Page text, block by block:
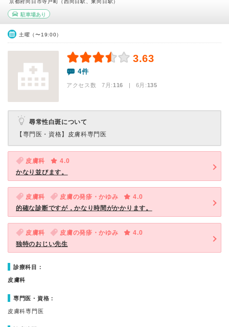
京都府向日市寺戸町（西向日駅、東向日駅）
駐車場あり
土曜（〜19:00）
3.63
4件
アクセス数 7月:116 | 6月:135
尋常性白斑について
【専門医・資格】 皮膚科専門医
皮膚科
4.0
かなり並びます。
皮膚科 皮膚の発疹・かゆみ
4.0
的確な診断ですが，かなり時間がかかります。
皮膚科 皮膚の発疹・かゆみ
4.0
独特のおじい先生
診療科目：
皮膚科
専門医・資格：
皮膚科専門医